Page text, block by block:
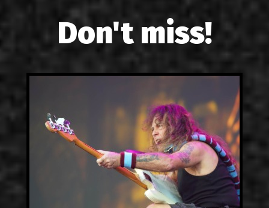
Don't miss!